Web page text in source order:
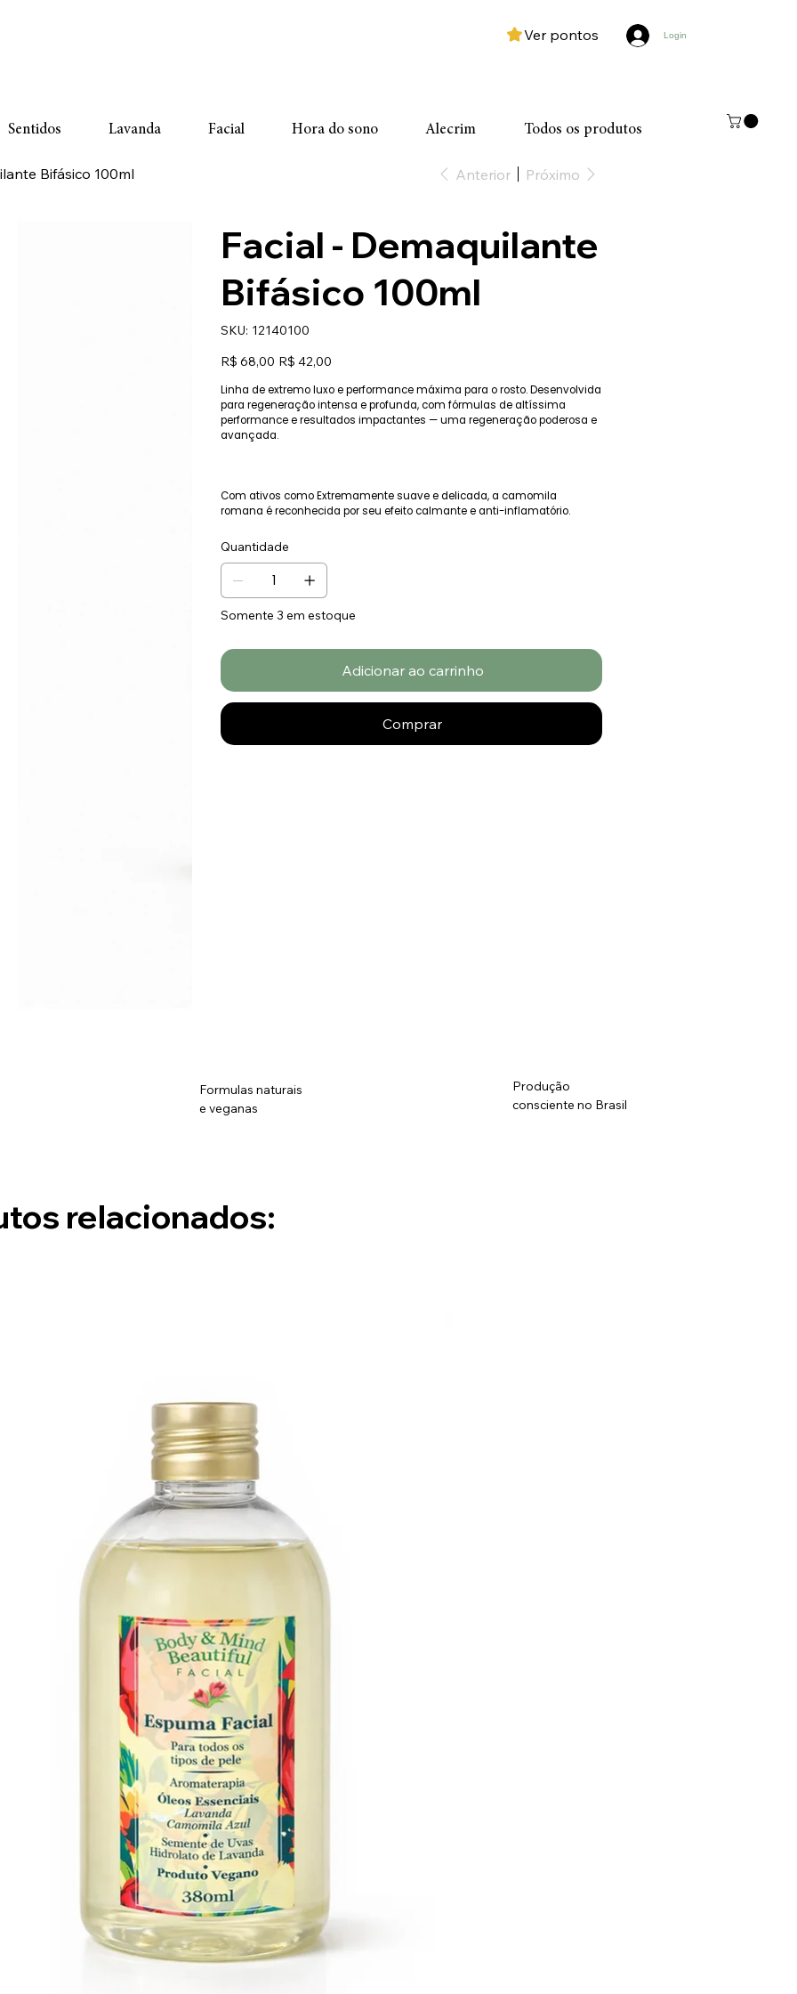
Sentidos Lavanda Facial Hora do sono Alecrim Todos os produtos
Login
Ver pontos
Bifásico 100ml Anterior Próximo
Facial - Demaquilante
Bifásico 100ml
SKU: SKU
12140100
12140100
Preço
original
R$ 68,00 Preço
promocional
R$ 42,00
Linha de extremo luxo e performance máxima para o rosto. Desenvolvida
para regeneração intensa e profunda, com fórmulas de altíssima
performance e resultados impactantes — uma regeneração poderosa e
avançada.
Com ativos como Extremamente suave e delicada, a camomila
romana é reconhecida por seu efeito calmante e anti-inflamatório.
Quantidade
Somente 3 em estoque
Adicionar ao carrinho
Comprar
Formulas naturais
e veganas
Produção
consciente no Brasil
relacionados: